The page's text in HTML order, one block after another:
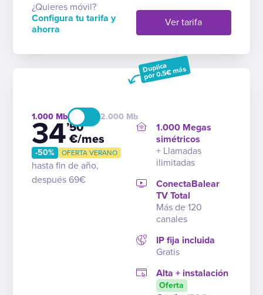
Ver tarifa
¿Quieres móvil?
Configura tu tarifa y
ahorra
1.000 2.000
Duplica
por 0,5€ más
34’50
€/mes
-50% OFERTA VERANO
hasta fin de año,
después 69€
1.000 Megas
simétricos
+ Llamadas
ilimitadas
ConectaBalear
TV Total
Más de 120
canales
IP fija incluida
Gratis
Alta + instalación
Oferta